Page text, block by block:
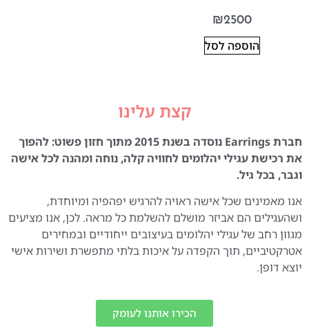
₪2500
הוספה לסל
קצת עלינו
חברת Earrings נוסדה בשנת 2015 מתוך חזון פשוט: להפוך
את רכישת עגילי יהלומים לחוויה קלה, נוחה ומהנה לכל אישה
וגבר, בכל גיל.
אנו מאמינים שכל אישה ראויה להרגיש יפהפיה ומיוחדת,
ושהעגילים הם אביזר מושלם להשלמת כל מראה. לכן, אנו מציעים
מגוון רחב של עגילי יהלומים בעיצובים ייחודיים ובמחירים
אטרקטיביים, תוך הקפדה על איכות בלתי מתפשרת ושירות אישי
יוצא דופן.
הכירו אותנו לעומק